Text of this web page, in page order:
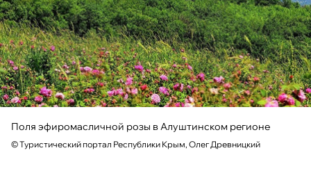
Поля эфиромасличной розы в Алуштинском регионе
©Туристический портал Республики Крым, Олег Древницкий